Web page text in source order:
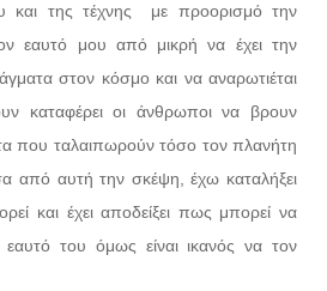
και της τέχνης
με προορισμό την
εαυτό μου από μικρή να έχει την
στον κόσμο και να αναρωτιέται
καταφέρει οι άνθρωποι να βρουν
που ταλαιπωρούν τόσο τον πλανήτη
από αυτή την σκέψη, έχω καταλήξει
και έχει αποδείξει πως μπορεί να
του όμως είναι ικανός να τον